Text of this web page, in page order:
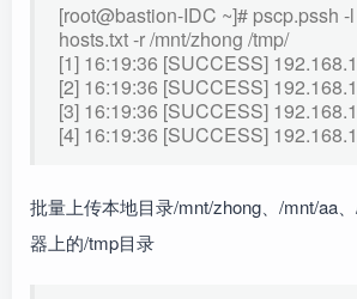
[root@bastion-IDC ~]# pscp.pssh -
hosts.txt -r /mnt/zhong /tmp/
[1] 16:19:36 [SUCCESS]
[2] 16:19:36 [SUCCESS]
[3] 16:19:36 [SUCCESS]
[4] 16:19:36 [SUCCESS]
批量上传本地目录/mnt/zhong、/mnt/aa
器上的/tmp目录